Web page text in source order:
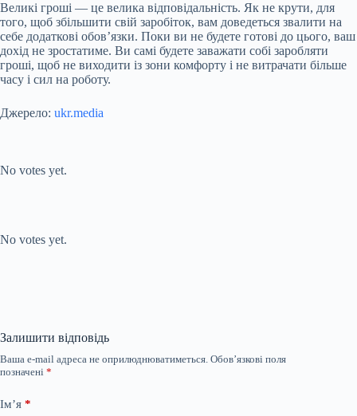
Великі гроші — це велика відповідальність. Як не крути, для
того, щоб збільшити свій заробіток, вам доведеться звалити на
себе додаткові обов’язки. Поки ви не будете готові до цього, ваш
дохід не зростатиме. Ви самі будете заважати собі заробляти
гроші, щоб не виходити із зони комфорту і не витрачати більше
часу і сил на роботу.
Джерело: ukr.media
No votes yet.
No votes yet.
Залишити відповідь
Ваша e-mail адреса не оприлюднюватиметься. Обов’язкові поля
позначені *
Ім’я *